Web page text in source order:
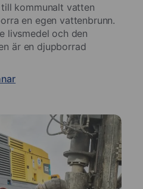
kommunalt vatten
en egen vattenbrunn.
livsmedel och den
är en djupborrad